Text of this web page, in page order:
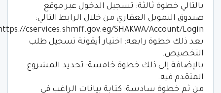
بالتالي خطوة ثالثة: تسجيل الدخول عبر موقع
صندوق التمويل العقاري من خلال الرابط التالي:
cservices.shmff.gov.eg/SHAKWA/Account/Login.
بعد ذلك خطوة رابعة: اختيار أيقونة تسجيل طلب
التخصيص.
بالإضافة إلى ذلك خطوة خامسة: تحديد المشروع
المتقدم فيه.
من ثم خطوة سادسة: كتابة بيانات الراغب في